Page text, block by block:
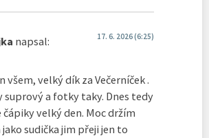
napsal: 17. 6. 2026 (6:25)
všem, velký dík za Večerníček .
suprový a fotky taky. Dnes tedy
čápiky velký den. Moc držím
jako sudička jim přeji jen to